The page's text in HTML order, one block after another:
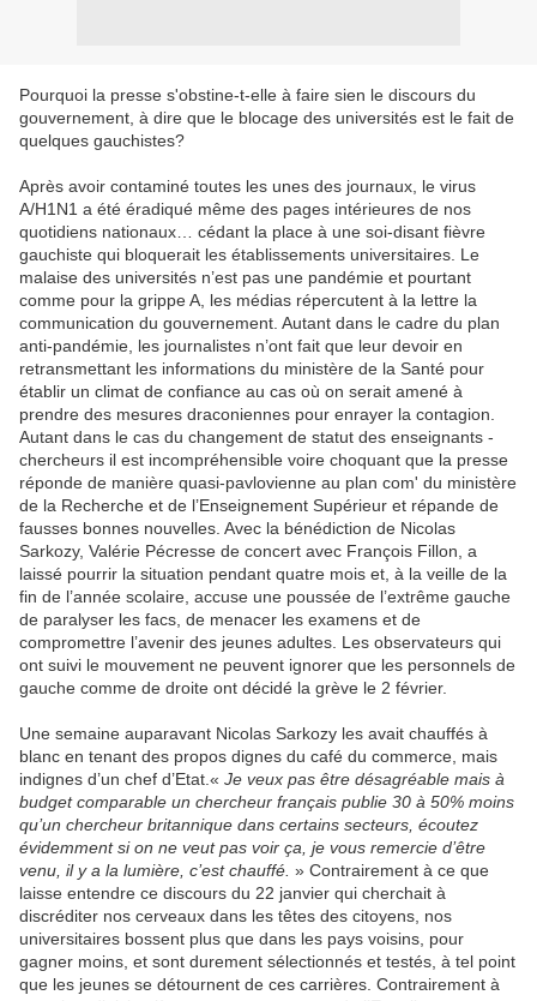
Pourquoi la presse s'obstine-t-elle à faire sien le discours du
gouvernement, à dire que le blocage des universités est le fait de
quelques gauchistes?
Après avoir contaminé toutes les unes des journaux, le virus
A/H1N1 a été éradiqué même des pages intérieures de nos
quotidiens nationaux… cédant la place à une soi-disant fièvre
gauchiste qui bloquerait les établissements universitaires. Le
malaise des universités n’est pas une pandémie et pourtant
comme pour la grippe A, les médias répercutent à la lettre la
communication du gouvernement. Autant dans le cadre du plan
anti-pandémie, les journalistes n’ont fait que leur devoir en
retransmettant les informations du ministère de la Santé pour
établir un climat de confiance au cas où on serait amené à
prendre des mesures draconiennes pour enrayer la contagion.
Autant dans le cas du changement de statut des enseignants -
chercheurs il est incompréhensible voire choquant que la presse
réponde de manière quasi-pavlovienne au plan com' du ministère
de la Recherche et de l’Enseignement Supérieur et répande de
fausses bonnes nouvelles. Avec la bénédiction de Nicolas
Sarkozy, Valérie Pécresse de concert avec François Fillon, a
laissé pourrir la situation pendant quatre mois et, à la veille de la
fin de l’année scolaire, accuse une poussée de l’extrême gauche
de paralyser les facs, de menacer les examens et de
compromettre l’avenir des jeunes adultes. Les observateurs qui
ont suivi le mouvement ne peuvent ignorer que les personnels de
gauche comme de droite ont décidé la grève le 2 février.
Une semaine auparavant Nicolas Sarkozy les avait chauffés à
blanc en tenant des propos dignes du café du commerce, mais
indignes d’un chef d’Etat.« Je veux pas être désagréable mais à
budget comparable un chercheur français publie 30 à 50% moins
qu’un chercheur britannique dans certains secteurs, écoutez
évidemment si on ne veut pas voir ça, je vous remercie d’être
venu, il y a la lumière, c’est chauffé. » Contrairement à ce que
laisse entendre ce discours du 22 janvier qui cherchait à
discréditer nos cerveaux dans les têtes des citoyens, nos
universitaires bossent plus que dans les pays voisins, pour
gagner moins, et sont durement sélectionnés et testés, à tel point
que les jeunes se détournent de ces carrières. Contrairement à